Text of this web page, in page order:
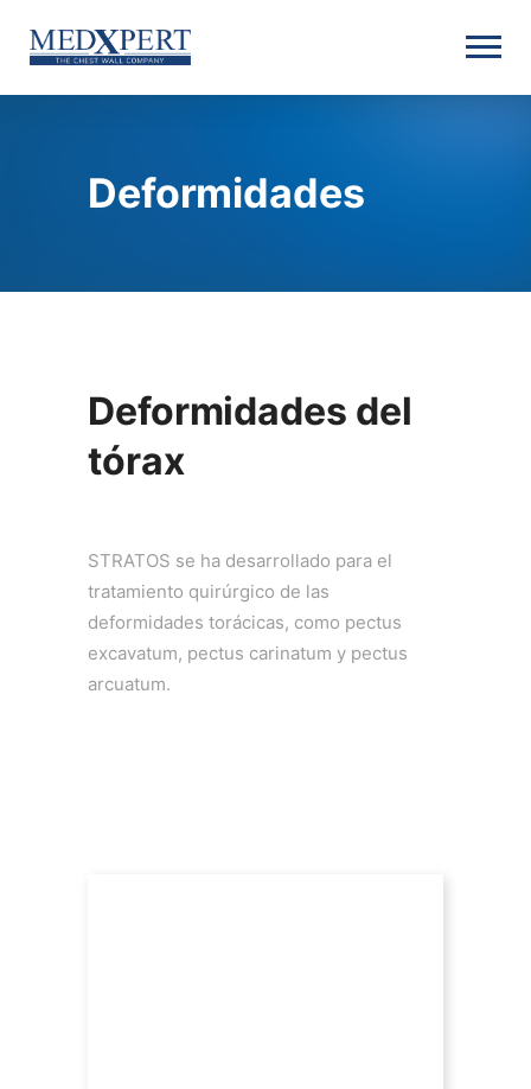
Deformidades
Deformidades del
tórax
STRATOS se ha desarrollado para el
tratamiento quirúrgico de las
deformidades torácicas, como pectus
excavatum, pectus carinatum y pectus
arcuatum.